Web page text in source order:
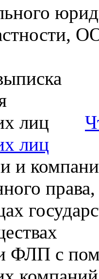
лиц
и
права,